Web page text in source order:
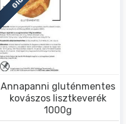
Annapanni gluténmentes
kovászos lisztkeverék
1000g